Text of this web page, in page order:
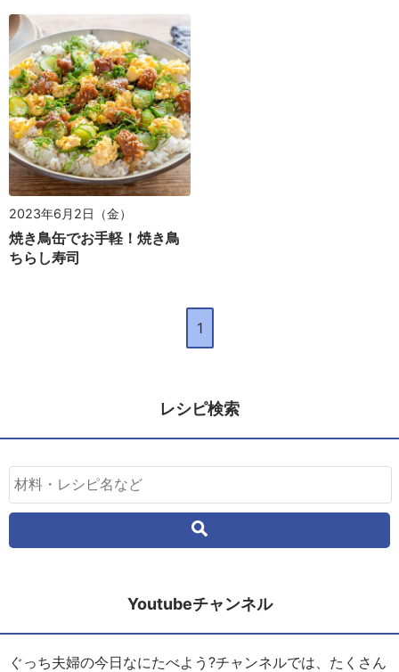
2023年6月2日（金）
焼き鳥缶でお手軽！焼き鳥
ちらし寿司
1
レシピ検索
Youtubeチャンネル
ぐっち夫婦の今日なにたべよう?チャンネルでは、たくさん